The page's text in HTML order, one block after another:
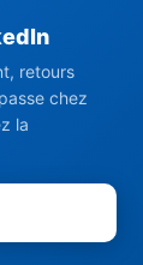
retours
chez
la